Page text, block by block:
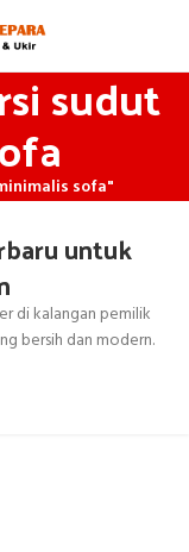
sudut
sofa"
untuk
di kalangan pemilik
bersih dan modern.